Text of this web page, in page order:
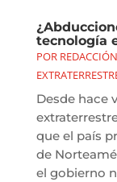
tecnología
POR
Desde hace
que el país
de
el gobierno